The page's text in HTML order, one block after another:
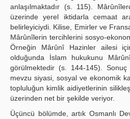
anlaşılmaktadır (s. 115).
üzerinde yerel iktidarla cemaat
belirleyiciydi. Kilise, Emirler ve
Mârûnîlerin tercihlerini sosyo-
Örneğin Mârûnî Hazinler ailesi
olduğunda İslam hukukunu
görülmektedir (s. 144-145).
mevzu siyasi, sosyal ve ekonomik
topluluğun kimlik aidiyetlerinin
üzerinden net bir şekilde veriyor.
Üçüncü bölümde, artık Osmanlı